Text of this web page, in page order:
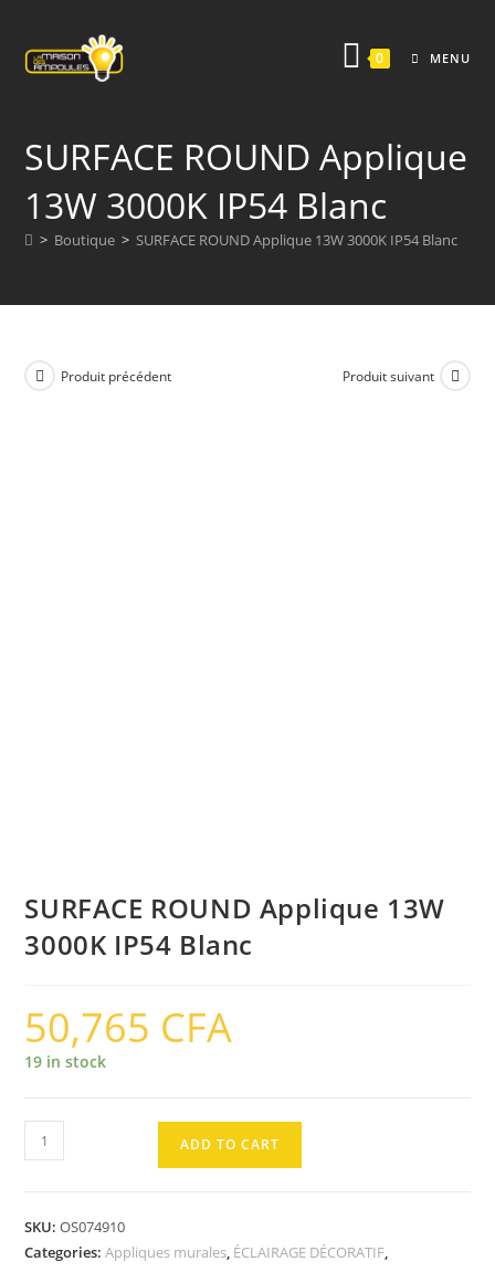
content
0 MENU
SURFACE ROUND Applique
13W 3000K IP54 Blanc
> Boutique > SURFACE ROUND Applique 13W 3000K IP54 Blanc
Produit précédent Produit suivant
SURFACE ROUND Applique 13W
3000K IP54 Blanc
50,765 CFA
19 in stock
SURFACE
ROUND
3000K
ADD TO CART
SKU:OS074910
Categories:Appliques murales, ÉCLAIRAGE DÉCORATIF,